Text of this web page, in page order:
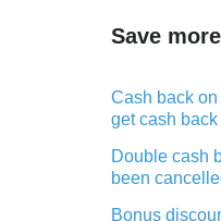
Save more
Cash back
get cash
Double cash
been
Bonus